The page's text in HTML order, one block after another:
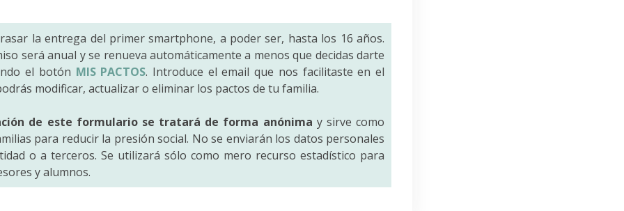
la entrega del primer smartphone, a poder ser, hasta los 16 años.
será anual y se renueva automáticamente a menos que decidas darte
el botón MIS PACTOS. Introduce el email que nos facilitaste en el
modificar, actualizar o eliminar los pactos de tu familia.
de este formulario se tratará de forma anónima y sirve como
para reducir la presión social. No se enviarán los datos personales
o a terceros. Se utilizará sólo como mero recurso estadístico para
y alumnos.